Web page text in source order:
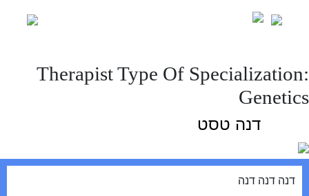
Therapist Type Of Specialization:
Genetics
דנה טסט
דנה דנה דנה